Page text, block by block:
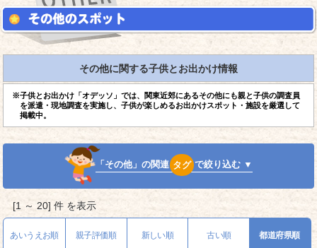
その他に関する子供とお出かけ情報
※子供とお出かけ「オデッソ」では、関東近郊にあるその他にも親と子供の調査員
を派遣・現地調査を実施し、子供が楽しめるお出かけスポット・施設を厳選して
掲載中。
「その他」の関連 タグ で絞り込む ▼
[1 ～ 20] 件 を表示
あいうえお順 親子評価順 新しい順 古い順 都道府県順